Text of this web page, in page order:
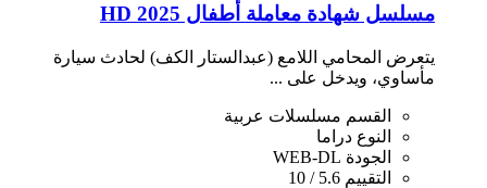
مسلسل شهادة معاملة أطفال 2025 HD
يتعرض المحامي اللامع (عبدالستار الكف) لحادث سيارة
مأساوي، ويدخل على ...
القسم مسلسلات عربية
النوع دراما
الجودة WEB-DL
التقييم 5.6 / 10